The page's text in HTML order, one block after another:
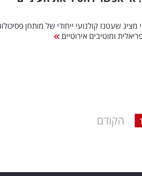
שעטנז קולנועי ייחודי של מותחן
ומוטיבים אירוטיים
הקודם 1